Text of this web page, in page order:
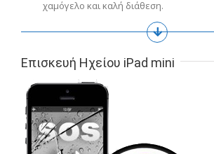
χαμόγελο και καλή διάθεση.
Επισκευή Ηχείου iPad mini